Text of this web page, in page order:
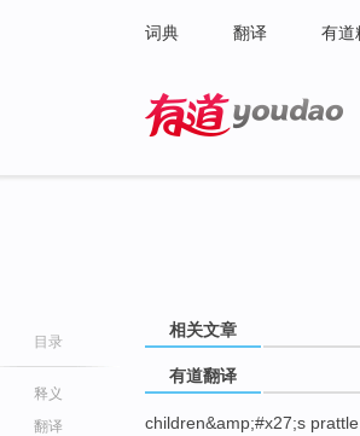
词典 翻译 有道
目录
释义
翻译
相关文章
有道翻译
children&amp;#x27;s prattle